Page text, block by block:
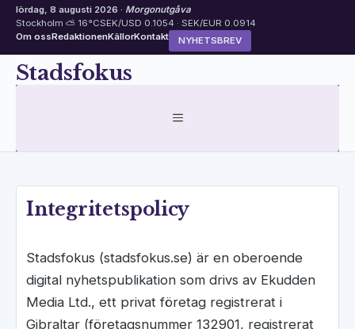
lördag, 8 augusti 2026 · Morgonutgåva
Stockholm ⛅ 16°CSEK/USD 0.1054 · SEK/EUR 0.0914
Om ossRedaktionenKällorKontakt NYHETSBREV
HoppaStadsfokus
MENY
Integritetspolicy
Stadsfokus (stadsfokus.se) är en oberoende
digital nyhetspublikation som drivs av Ekudden
Media Ltd., ett privat företag registrerat i
Gibraltar (företagsnummer 132901, registrerat